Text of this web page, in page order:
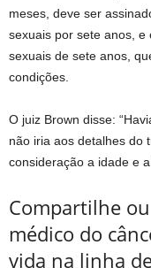
meses, deve ser
sexuais por sete anos,
sexuais de sete anos,
condições.
O juiz Brown disse:
não iria aos detalhes do
consideração a idade e
Compartilhe
médico do
vida na linha